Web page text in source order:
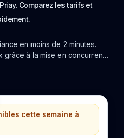
Comparez les tarifs et
en moins de 2 minutes.
grâce à la mise en concurrence
cette semaine à